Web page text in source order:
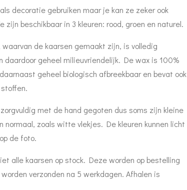
decoratie gebruiken maar je kan ze zeker ook
zijn beschikbaar in 3 kleuren: rood, groen en naturel.
waarvan de kaarsen gemaakt zijn, is volledig
daardoor geheel milieuvriendelijk. De wax is 100%
geheel biologisch afbreekbaar en bevat ook
met de hand gegoten dus soms zijn kleine
normaal, zoals witte vlekjes. De kleuren kunnen licht
de foto.
alle kaarsen op stock. Deze worden op bestelling
verzonden na 5 werkdagen. Afhalen is